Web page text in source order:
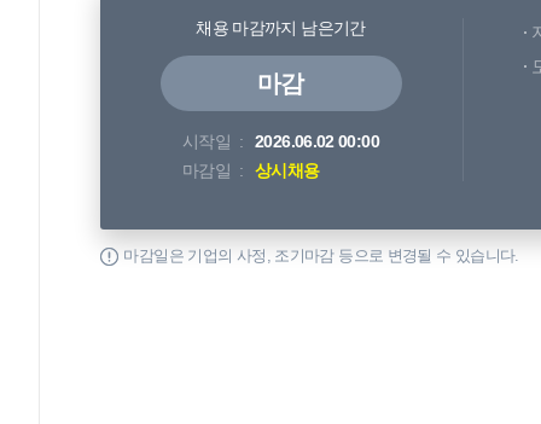
채용 마감까지 남은기간
마감
시작일
2026.06.02 00:00
마감일
상시채용
마감일은 기업의 사정, 조기마감 등으로 변경될 수 있습니다.